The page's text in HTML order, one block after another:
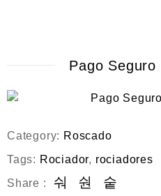
Pago
Category: Roscado
Tags: Rociador, rociadores
Share :